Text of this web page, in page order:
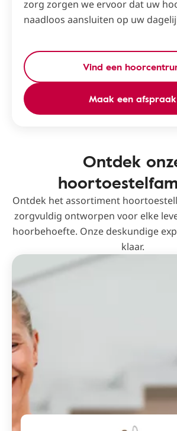
zorg zorgen we ervoor dat uw
naadloos aansluiten op uw
Vind een
Maak een afspraak
Ontdek
Ontdek het assortiment
zorgvuldig ontworpen voor elke
hoorbehoefte. Onze deskundige
klaar.